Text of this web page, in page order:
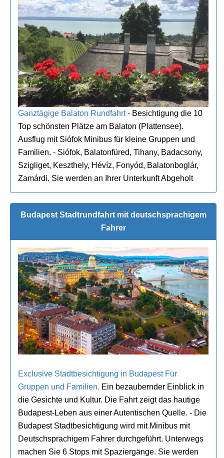
Ganztägige Balaton Rundfahrt- Besichtigung die 10
Top schönsten Plätze am Balaton (Plattensee).
Ausflug mit Siófok Minibus für kleine Gruppen und
Familien. - Siófok, Balatonfüred, Tihany, Badacsony,
Szigliget, Keszthely, Hévíz, Fonyód, Balatonboglár,
Zamárdi. Sie werden an Ihrer Unterkunft Abgeholt
Budapest Stadtrundfahrt mit deutschsprachigem
Fahrer
Exclusive Stadtbesichtigung in Budapest Für
Gruppen und Familien. Ein bezaubernder Einblick in
die Gesichte und Kultur. Die Fahrt zeigt das hautige
Budapest-Leben aus einer Autentischen Quelle. - Die
Budapest Stadtbesichtigung wird mit Minibus mit
Deutschsprachigem Fahrer durchgeführt. Unterwegs
machen Sie 6 Stops mit Spaziergänge. Sie werden